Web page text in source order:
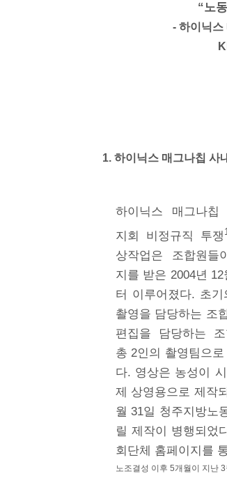
“노
- 하이닉스
1. 하이닉스 매그나칩 사
하이닉스 매그나칩
지회 비정규직 투쟁
상작업은 조합원들
지를 받은 2004년 12
터 이루어졌다. 초기
촬영을 담당하는 조
편집을 담당하는
총 2인의 촬영팀으
다. 영상은 농성이
제 상영용으로 제작
월 31일 청주지방노
릴 제작이 병행되었
회단체 홈페이지를
노조결성 이후 5개월이 지난